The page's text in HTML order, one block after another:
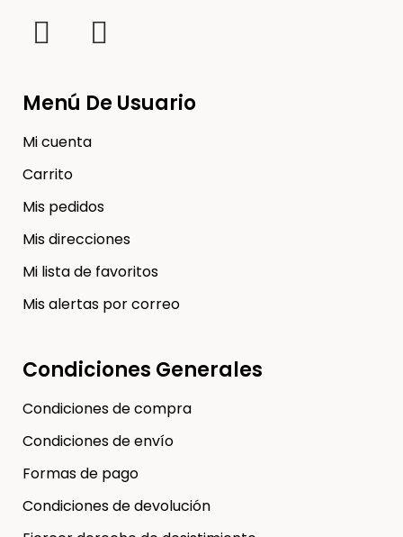
Menú De Usuario
Mi cuenta
Carrito
Mis pedidos
Mis direcciones
Mi lista de favoritos
Mis alertas por correo
Condiciones Generales
Condiciones de compra
Condiciones de envío
Formas de pago
Condiciones de devolución